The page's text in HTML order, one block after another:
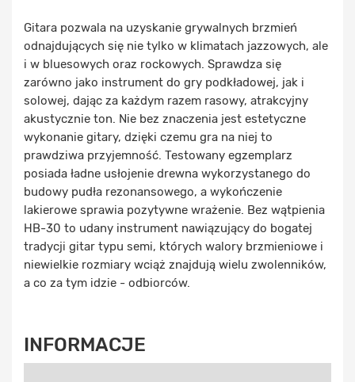
Gitara pozwala na uzyskanie grywalnych brzmień
odnajdujących się nie tylko w klimatach jazzowych, ale
i w bluesowych oraz rockowych. Sprawdza się
zarówno jako instrument do gry podkładowej, jak i
solowej, dając za każdym razem rasowy, atrakcyjny
akustycznie ton. Nie bez znaczenia jest estetyczne
wykonanie gitary, dzięki czemu gra na niej to
prawdziwa przyjemność. Testowany egzemplarz
posiada ładne usłojenie drewna wykorzystanego do
budowy pudła rezonansowego, a wykończenie
lakierowe sprawia pozytywne wrażenie. Bez wątpienia
HB-30 to udany instrument nawiązujący do bogatej
tradycji gitar typu semi, których walory brzmieniowe i
niewielkie rozmiary wciąż znajdują wielu zwolenników,
a co za tym idzie - odbiorców.
INFORMACJE